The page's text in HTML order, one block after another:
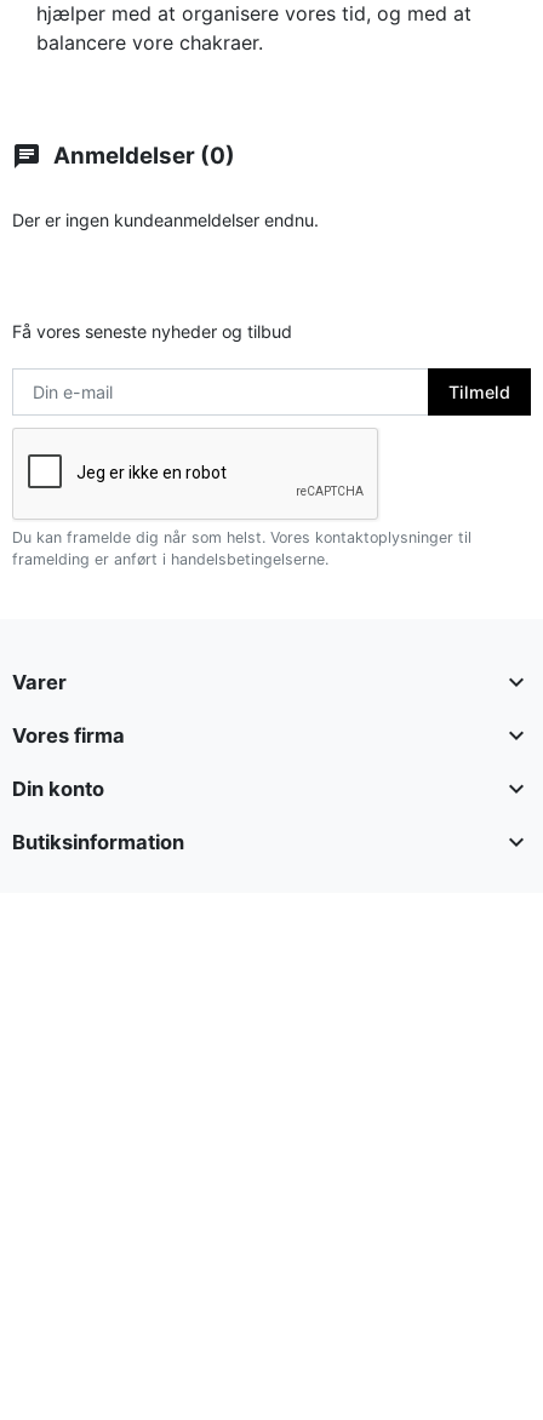
hjælper med at organisere vores tid, og med at
balancere vore chakraer.
chat Anmeldelser (0)
Der er ingen kundeanmeldelser endnu.
Få vores seneste nyheder og tilbud
Du kan framelde dig når som helst. Vores kontaktoplysninger til
framelding er anført i handelsbetingelserne.
Varer 
Vores firma 
Din konto 
Butiksinformation 